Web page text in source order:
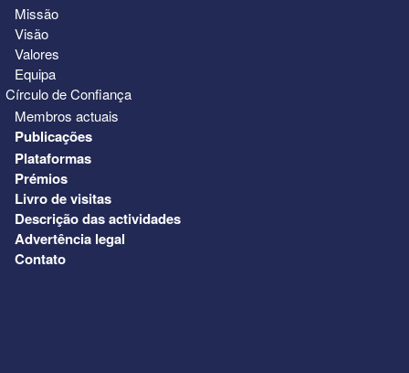
Missão
Visão
Valores
Equipa
Círculo de Confiança
Membros actuais
Publicações
Plataformas
Prémios
Livro de visitas
Descrição das actividades
Advertência legal
Contato